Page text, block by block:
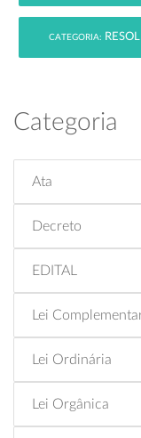
CATEGORIA:
Categoria
Ata
Decreto
EDITAL
Lei
Lei Ordinária
Lei Orgânica